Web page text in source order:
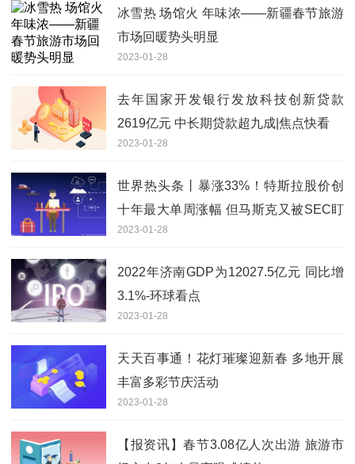
冰雪热 场馆火 年味浓——新疆春节旅游
市场回暖势头明显
2023-01-28
去年国家开发银行发放科技创新贷款
2619亿元 中长期贷款超九成|焦点快看
2023-01-28
世界热头条丨暴涨33%！特斯拉股价创
十年最大单周涨幅 但马斯克又被SEC盯
上了
2023-01-28
2022年济南GDP为12027.5亿元 同比增
3.1%-环球看点
2023-01-28
天天百事通！花灯璀璨迎新春 多地开展
丰富多彩节庆活动
2023-01-28
【报资讯】春节3.08亿人次出游 旅游市